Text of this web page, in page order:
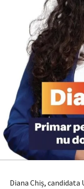
Diana Chiș, candidata